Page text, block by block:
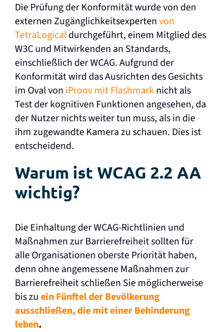
Die Prüfung der Konformität wurde von den
externen Zugänglichkeitsexpertenvon
TetraLogicaldurchgeführt, einem Mitglied des
W3C und Mitwirkenden an Standards,
einschließlich der WCAG. Aufgrund der
Konformität wird das Ausrichten des Gesichts
im Oval von iProov mit Flashmarknicht als
Test der kognitiven Funktionen angesehen, da
der Nutzer nichts weiter tun muss, als in die
ihm zugewandte Kamera zu schauen. Dies ist
entscheidend.
Warum ist WCAG 2.2 AA
wichtig?
Die Einhaltung der WCAG-Richtlinien und
Maßnahmen zur Barrierefreiheit sollten für
alle Organisationen oberste Priorität haben,
denn ohne angemessene Maßnahmen zur
Barrierefreiheit schließen Sie möglicherweise
bis zuein Fünftel der Bevölkerung
ausschließen, die mit einer Behinderung
leben.